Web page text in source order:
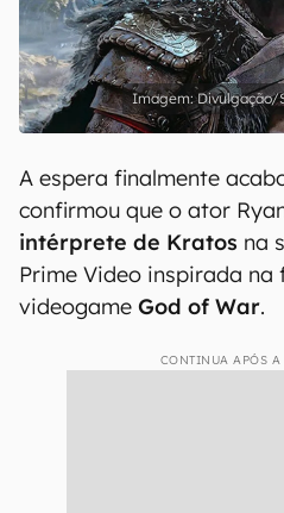
Divulgação/
A espera finalmente
confirmou que o ator
intérprete de Kratos na
Prime Video inspirada
videogame God of War.
CONTINUA APÓS